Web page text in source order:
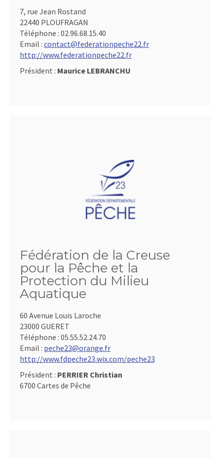
7, rue Jean Rostand
22440 PLOUFRAGAN
Téléphone : 02.96.68.15.40
Email : contact@federationpeche22.fr
http://www.federationpeche22.fr
Président : Maurice LEBRANCHU
Fédération de la Creuse
pour la Pêche et la
Protection du Milieu
Aquatique
60 Avenue Louis Laroche
23000 GUERET
Téléphone : 05.55.52.24.70
Email : peche23@orange.fr
http://www.fdpeche23.wix.com/peche23
Président : PERRIER Christian
6700 Cartes de Pêche